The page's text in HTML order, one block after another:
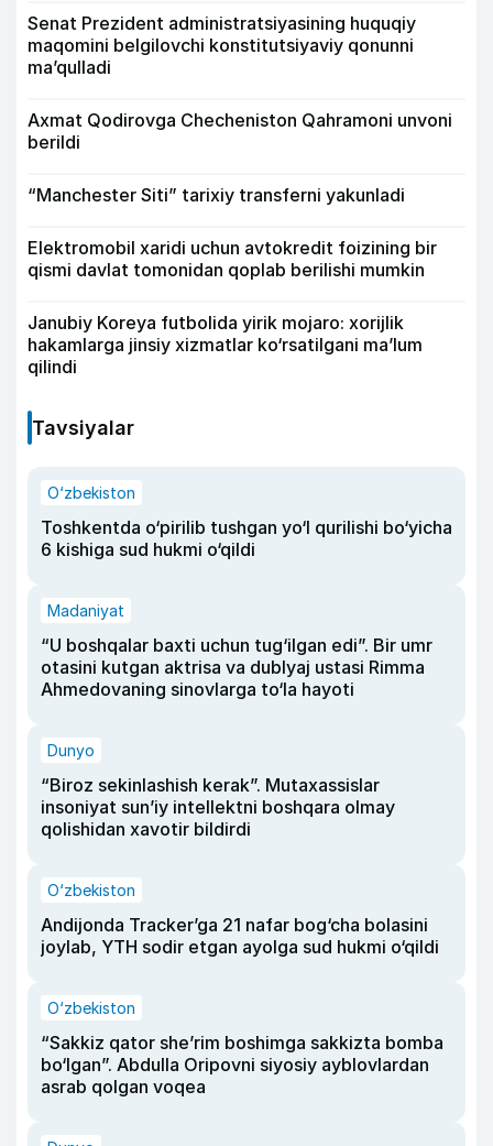
Senat Prezident administratsiyasining huquqiy
maqomini belgilovchi konstitutsiyaviy qonunni
ma’qulladi
Axmat Qodirovga Checheniston Qahramoni unvoni
berildi
“Manchester Siti” tarixiy transferni yakunladi
Elektromobil xaridi uchun avtokredit foizining bir
qismi davlat tomonidan qoplab berilishi mumkin
Janubiy Koreya futbolida yirik mojaro: xorijlik
hakamlarga jinsiy xizmatlar ko‘rsatilgani ma’lum
qilindi
Tavsiyalar
O‘zbekiston
Toshkentda o‘pirilib tushgan yo‘l qurilishi bo‘yicha
6 kishiga sud hukmi o‘qildi
Madaniyat
“U boshqalar baxti uchun tug‘ilgan edi”. Bir umr
otasini kutgan aktrisa va dublyaj ustasi Rimma
Ahmedovaning sinovlarga to‘la hayoti
Dunyo
“Biroz sekinlashish kerak”. Mutaxassislar
insoniyat sun’iy intellektni boshqara olmay
qolishidan xavotir bildirdi
O‘zbekiston
Andijonda Tracker’ga 21 nafar bog‘cha bolasini
joylab, YTH sodir etgan ayolga sud hukmi o‘qildi
O‘zbekiston
“Sakkiz qator she’rim boshimga sakkizta bomba
bo‘lgan”. Abdulla Oripovni siyosiy ayblovlardan
asrab qolgan voqea